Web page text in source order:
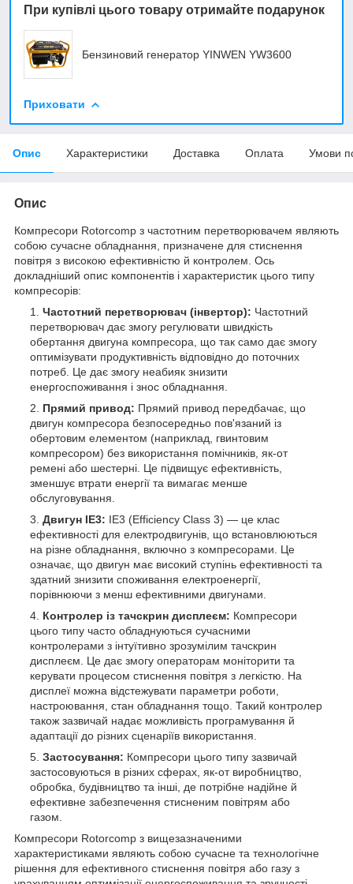
При купівлі цього товару отримайте подарунок
Бензиновий генератор YINWEN YW3600
Приховати
Опис Характеристики Доставка Оплата Умови
Опис
Компресори Rotorcomp з частотним перетворювачем являють
собою сучасне обладнання, призначене для стиснення
повітря з високою ефективністю й контролем. Ось
докладніший опис компонентів і характеристик цього типу
компресорів:
Частотний перетворювач (інвертор): Частотний
перетворювач дає змогу регулювати швидкість
обертання двигуна компресора, що так само дає змогу
оптимізувати продуктивність відповідно до поточних
потреб. Це дає змогу неабияк знизити
енергоспоживання і знос обладнання.
Прямий привод: Прямий привод передбачає, що
двигун компресора безпосередньо пов'язаний із
обертовим елементом (наприклад, гвинтовим
компресором) без використання помічників, як-от
ремені або шестерні. Це підвищує ефективність,
зменшує втрати енергії та вимагає менше
обслуговування.
Двигун IE3: IE3 (Efficiency Class 3) — це клас
ефективності для електродвигунів, що встановлюються
на різне обладнання, включно з компресорами. Це
означає, що двигун має високий ступінь ефективності та
здатний знизити споживання електроенергії,
порівнюючи з менш ефективними двигунами.
Контролер із тачскрин дисплеєм: Компресори
цього типу часто обладнуються сучасними
контролерами з інтуїтивно зрозумілим тачскрин
дисплеєм. Це дає змогу операторам моніторити та
керувати процесом стиснення повітря з легкістю. На
дисплеї можна відстежувати параметри роботи,
настроювання, стан обладнання тощо. Такий контролер
також зазвичай надає можливість програмування й
адаптації до різних сценаріїв використання.
Застосування: Компресори цього типу зазвичай
застосовуються в різних сферах, як-от виробництво,
обробка, будівництво та інші, де потрібне надійне й
ефективне забезпечення стисненим повітрям або
газом.
Компресори Rotorcomp з вищезазначеними
характеристиками являють собою сучасне та технологічне
рішення для ефективного стиснення повітря або газу з